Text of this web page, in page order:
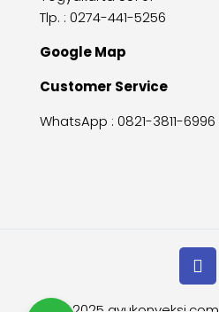
Tlp. : 0274-441-5256
Google Map
Customer Service
WhatsApp : 0821-3811-6996